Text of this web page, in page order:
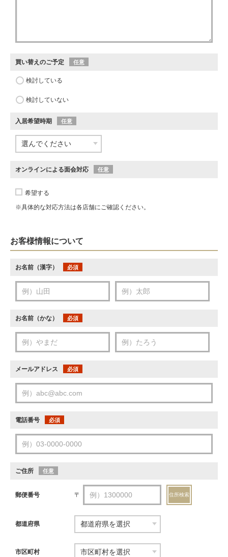
買い替えのご予定 任意
検討している
検討していない
入居希望時期 任意
オンラインによる面会対応 任意
希望する
※具体的な対応方法は各店舗にご確認ください。
お客様情報について
お名前（漢字） 必須
お名前（かな） 必須
メールアドレス 必須
電話番号 必須
ご住所 任意
郵便番号 〒 住所検索
都道府県
市区町村